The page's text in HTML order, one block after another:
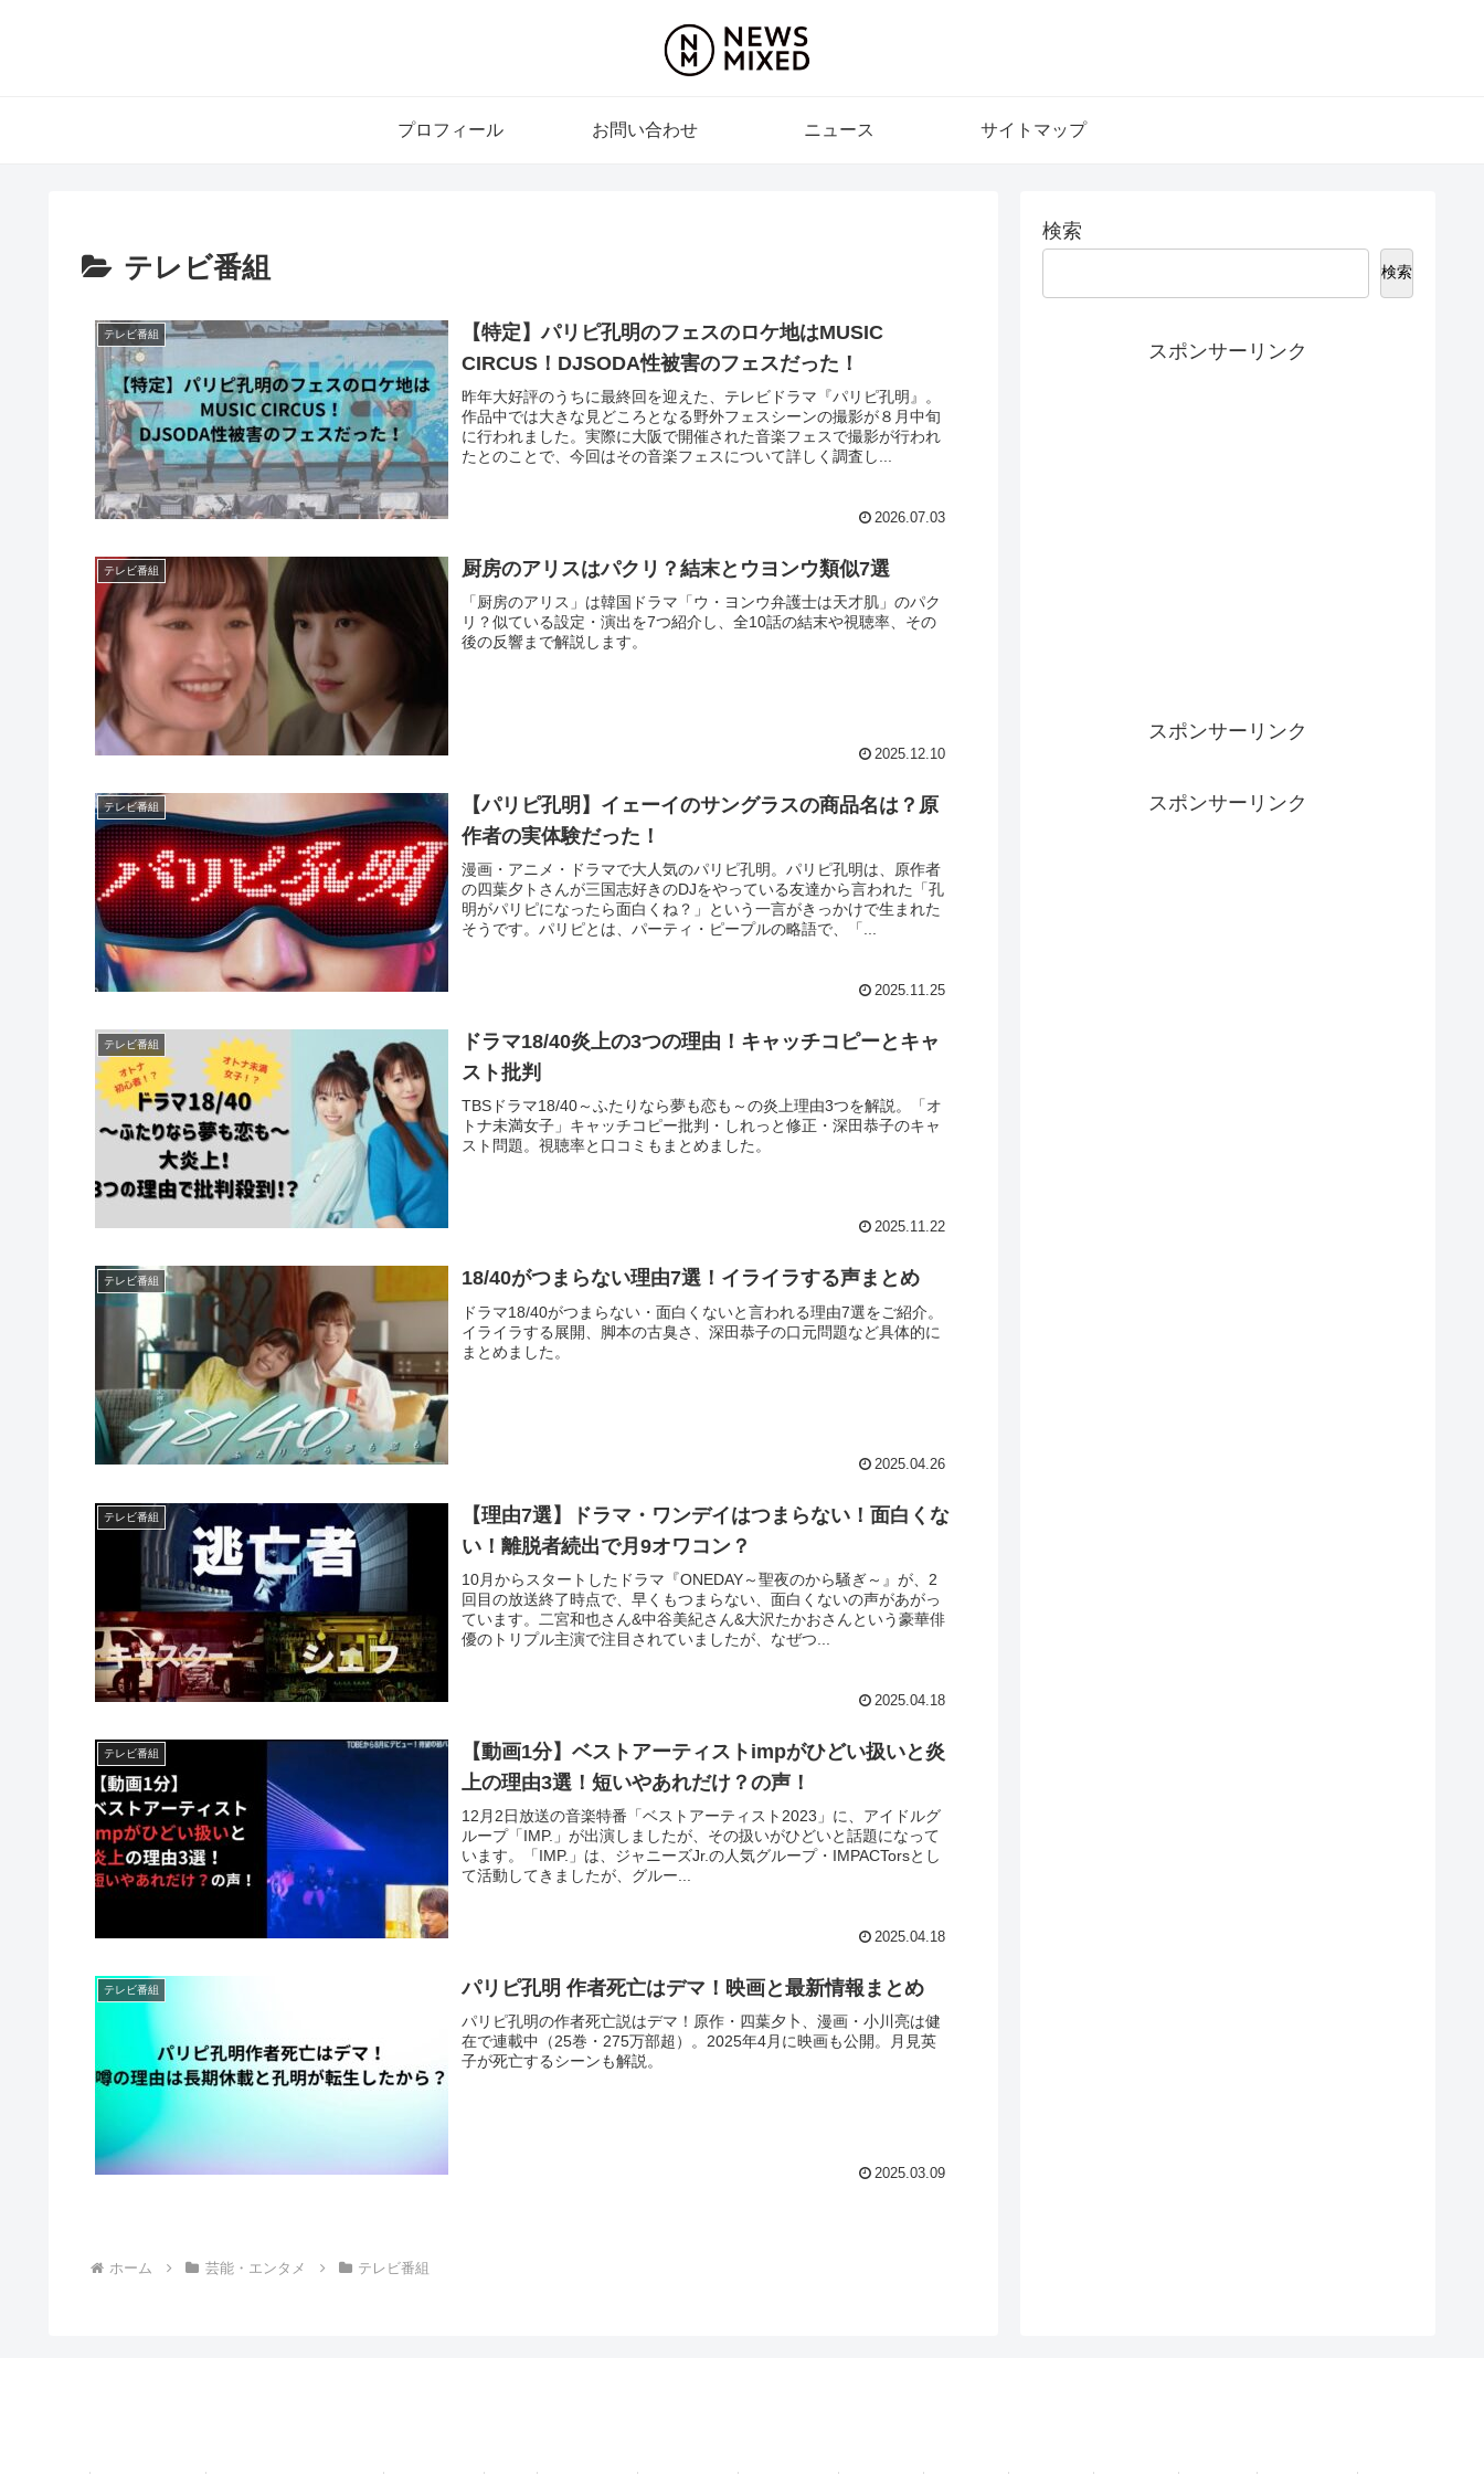
プロフィール お問い合わせ ニュース サイトマップ
テレビ番組
テレビ番組
【特定】パリピ孔明のフェスのロケ地はMUSIC
CIRCUS！DJSODA性被害のフェスだった！
昨年大好評のうちに最終回を迎えた、テレビドラマ『パリピ孔明』。
作品中では大きな見どころとなる野外フェスシーンの撮影が８月中旬
に行われました。実際に大阪で開催された音楽フェスで撮影が行われ
たとのことで、今回はその音楽フェスについて詳しく調査し...
2026.07.03
テレビ番組 厨房のアリスはパクリ？結末とウヨンウ類似7選
「厨房のアリス」は韓国ドラマ「ウ・ヨンウ弁護士は天才肌」のパク
リ？似ている設定・演出を7つ紹介し、全10話の結末や視聴率、その
後の反響まで解説します。
2025.12.10
テレビ番組
【パリピ孔明】イェーイのサングラスの商品名は？原
作者の実体験だった！
漫画・アニメ・ドラマで大人気のパリピ孔明。パリピ孔明は、原作者
の四葉夕トさんが三国志好きのDJをやっている友達から言われた「孔
明がパリピになったら面白くね？」という一言がきっかけで生まれた
そうです。パリピとは、パーティ・ピープルの略語で、「...
2025.11.25
テレビ番組
ドラマ18/40炎上の3つの理由！キャッチコピーとキャ
スト批判
TBSドラマ18/40～ふたりなら夢も恋も～の炎上理由3つを解説。「オ
トナ未満女子」キャッチコピー批判・しれっと修正・深田恭子のキャ
スト問題。視聴率と口コミもまとめました。
2025.11.22
テレビ番組 18/40がつまらない理由7選！イライラする声まとめ
ドラマ18/40がつまらない・面白くないと言われる理由7選をご紹介。
イライラする展開、脚本の古臭さ、深田恭子の口元問題など具体的に
まとめました。
2025.04.26
テレビ番組
【理由7選】ドラマ・ワンデイはつまらない！面白くな
い！離脱者続出で月9オワコン？
10月からスタートしたドラマ『ONEDAY～聖夜のから騒ぎ～』が、2
回目の放送終了時点で、早くもつまらない、面白くないの声があがっ
ています。二宮和也さん&中谷美紀さん&大沢たかおさんという豪華俳
優のトリプル主演で注目されていましたが、なぜつ...
2025.04.18
テレビ番組
【動画1分】ベストアーティストimpがひどい扱いと炎
上の理由3選！短いやあれだけ？の声！
12月2日放送の音楽特番「ベストアーティスト2023」に、アイドルグ
ループ「IMP.」が出演しましたが、その扱いがひどいと話題になって
います。「IMP.」は、ジャニーズJr.の人気グループ・IMPACTorsとし
て活動してきましたが、グルー...
2025.04.18
テレビ番組 パリピ孔明 作者死亡はデマ！映画と最新情報まとめ
パリピ孔明の作者死亡説はデマ！原作・四葉夕卜、漫画・小川亮は健
在で連載中（25巻・275万部超）。2025年4月に映画も公開。月見英
子が死亡するシーンも解説。
2025.03.09
ホーム 芸能・エンタメ テレビ番組
検索
検索
スポンサーリンク
スポンサーリンク
スポンサーリンク